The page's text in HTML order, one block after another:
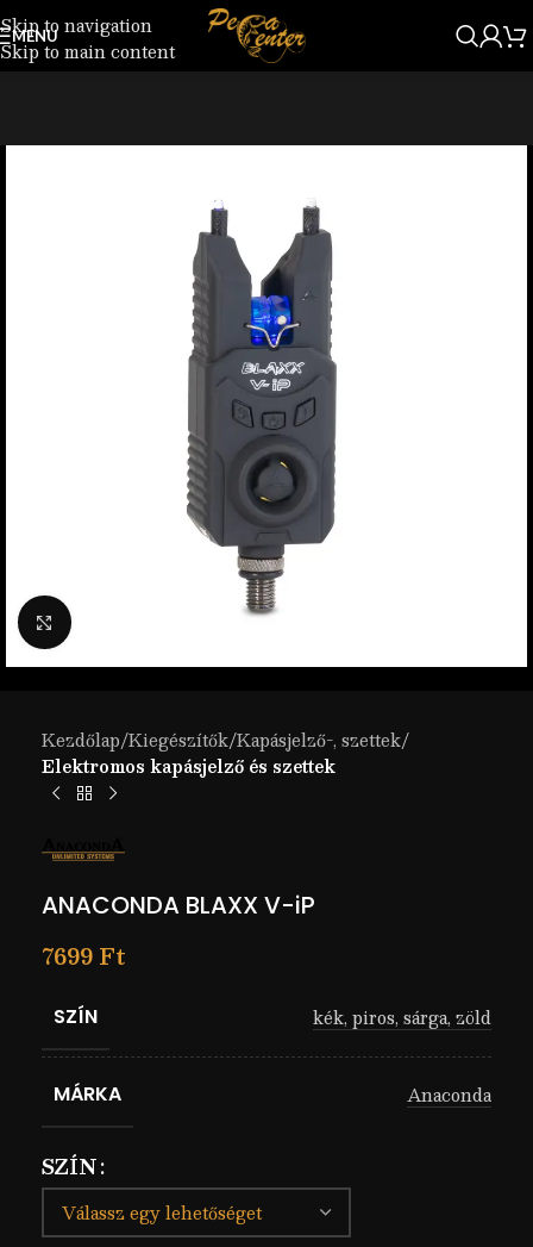
Skip to navigation
Skip to main content
MENU
Nagyítás
Kezdőlap Kiegészítők Kapásjelző-, szettek
Elektromos kapásjelző és szettek
ANACONDA BLAXX V-iP
7699Ft
SZÍN kék, piros, sárga, zöld
MÁRKA Anaconda
SZÍN